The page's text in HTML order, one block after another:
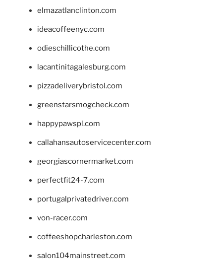
elmazatlanclinton.com
ideacoffeenyc.com
odieschillicothe.com
lacantinitagalesburg.com
pizzadeliverybristol.com
greenstarsmogcheck.com
happypawspl.com
callahansautoservicecenter.com
georgiascornermarket.com
perfectfit24-7.com
portugalprivatedriver.com
von-racer.com
coffeeshopcharleston.com
salon104mainstreet.com